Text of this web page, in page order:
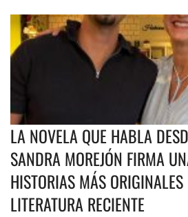
LA NOVELA QUE HABLA
SANDRA MOREJÓN FIRMA
HISTORIAS MÁS
LITERATURA RECIENTE